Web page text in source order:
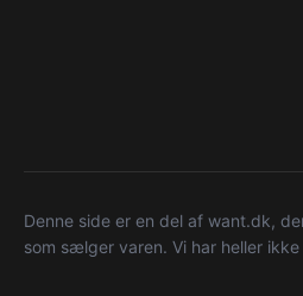
Denne side er en del af want.dk,
som sælger varen. Vi har heller